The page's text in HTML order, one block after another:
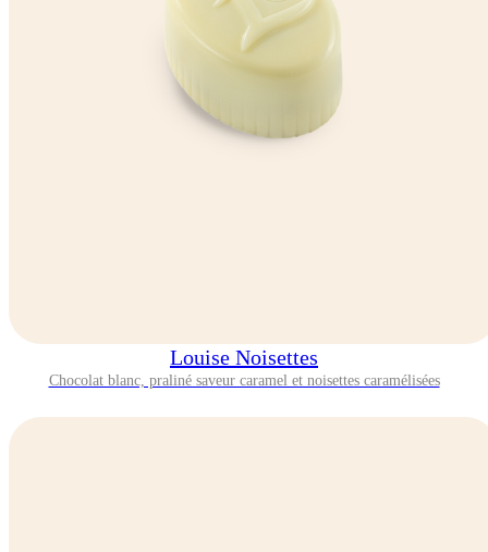
Louise Noisettes
Chocolat blanc, praliné saveur caramel et noisettes caramélisées